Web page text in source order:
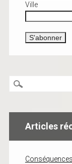
Ville
Articles